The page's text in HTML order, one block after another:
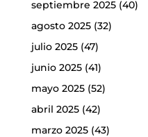
septiembre 2025(40)
agosto 2025(32)
julio 2025(47)
junio 2025(41)
mayo 2025(52)
abril 2025(42)
marzo 2025(43)